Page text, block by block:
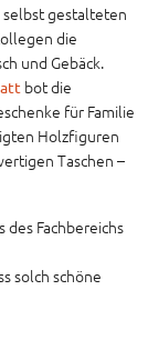
gestalteten
die
und Gebäck.
bot die
für Familie
Holzfiguren
Taschen –
des Fachbereichs
solch schöne